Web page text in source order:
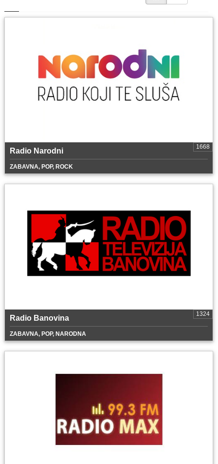
1668
Radio Narodni
ZABAVNA, POP, ROCK
1324
Radio Banovina
ZABAVNA, POP, NARODNA